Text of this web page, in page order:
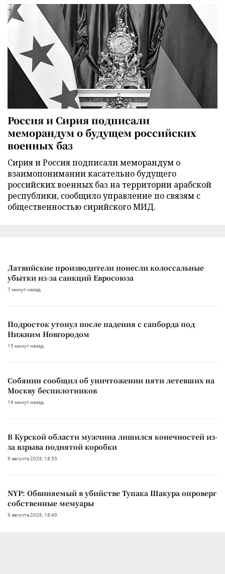
Россия и Сирия подписали
меморандум о будущем российских
военных баз
Сирия и Россия подписали меморандум о
взаимопонимании касательно будущего
российских военных баз на территории арабской
республики, сообщило управление по связям с
общественностью сирийского МИД.
Латвийские производители понесли колоссальные
убытки из-за санкций Евросоюза
7 минут назад
Подросток утонул после падения с сапборда под
Нижним Новгородом
15 минут назад
Собянин сообщил об уничтожении пяти летевших на
Москву беспилотников
19 минут назад
В Курской области мужчина лишился конечностей из-
за взрыва поднятой коробки
9 августа 2026, 18:55
NYP: Обвиняемый в убийстве Тупака Шакура опроверг
собственные мемуары
9 августа 2026, 18:49